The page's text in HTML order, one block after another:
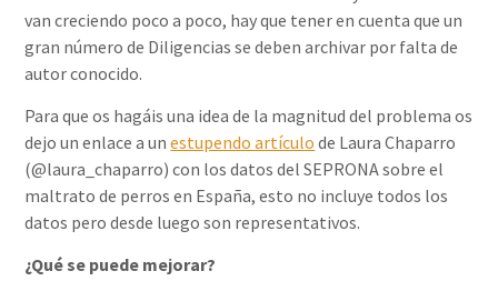
van creciendo poco a poco, hay que tener en cuenta que un
gran número de Diligencias se deben archivar por falta de
autor conocido.
Para que os hagáis una idea de la magnitud del problema os
dejo un enlace a unestupendo artículo de Laura Chaparro
(@laura_chaparro) con los datos del SEPRONA sobre el
maltrato de perros en España, esto no incluye todos los
datos pero desde luego son representativos.
¿Qué se puede mejorar?